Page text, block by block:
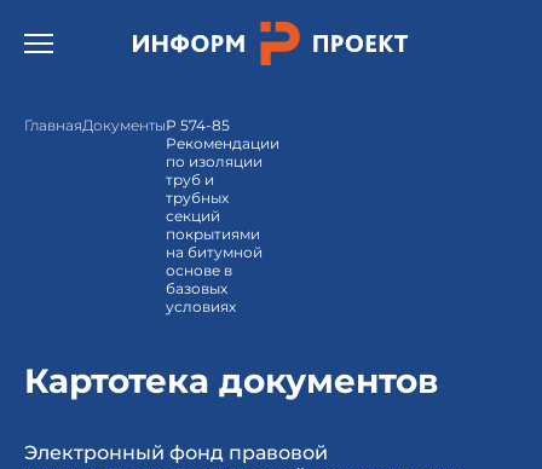
Открыть бургер меню.
ГлавнаяДокументыР 574-85
Рекомендации
по изоляции
труб и
трубных
секций
покрытиями
на битумной
основе в
базовых
условиях
Картотека документов
Электронный фонд правовой